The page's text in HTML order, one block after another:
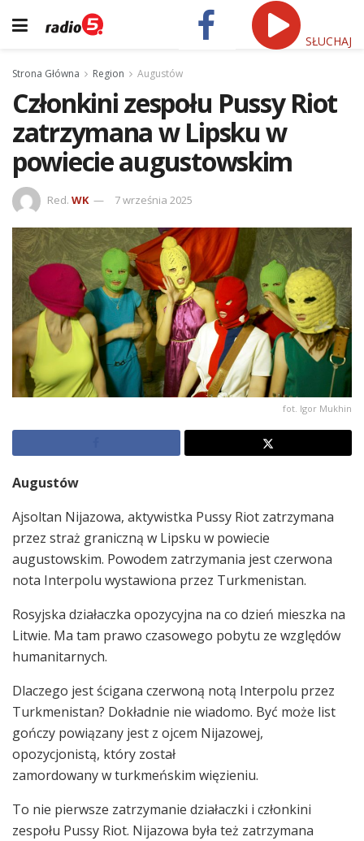
SŁUCHAJ
Strona Główna Region Augustów
Członkini zespołu Pussy Riot
zatrzymana w Lipsku w
powiecie augustowskim
Red. WK 7 września 2025
fot. Igor Mukhin
Augustów
Ajsoltan Nijazowa, aktywistka Pussy Riot zatrzymana
przez straż graniczną w Lipsku w powiecie
augustowskim. Powodem zatrzymania jest czerwona
nota Interpolu wystawiona przez Turkmenistan.
Rosyjska działaczka opozycyjna na co dzień mieszka na
Litwie. Ma tam prawo czasowego pobytu ze względów
humanitarnych.
Dlaczego jest ścigana czerwoną notą Interpolu przez
Turkmenistan? Dokładnie nie wiadomo. Być może list
gończy powiązany jest z ojcem Nijazowej,
opozycjonistą, który został
zamordowany w turkmeńskim więzieniu.
To nie pierwsze zatrzymanie działaczki i członkini
zespołu Pussy Riot. Nijazowa była też zatrzymana